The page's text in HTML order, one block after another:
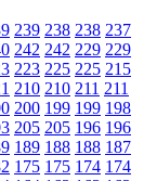
239 238 238 237
242 242 229 229
223 225 225 215
210 210 211 211
200 199 199 198
205 205 196 196
189 188 188 187
175 175 174 174